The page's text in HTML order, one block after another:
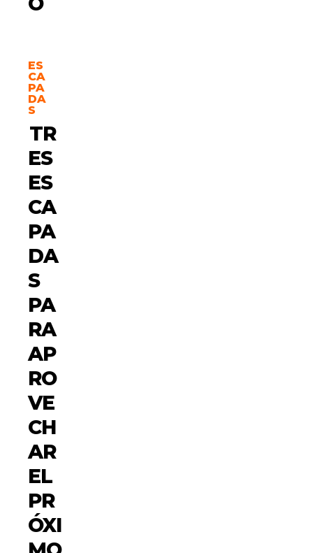
ES
CA
PA
DA
S
TR
ES
ES
CA
PA
DA
S
PA
RA
AP
RO
VE
CH
AR
EL
PR
ÓXI